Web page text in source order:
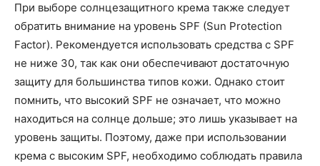
При выборе солнцезащитного крема также следует
обратить внимание на уровень SPF (Sun Protection
Factor). Рекомендуется использовать средства с SPF
не ниже 30, так как они обеспечивают достаточную
защиту для большинства типов кожи. Однако стоит
помнить, что высокий SPF не означает, что можно
находиться на солнце дольше; это лишь указывает на
уровень защиты. Поэтому, даже при использовании
крема с высоким SPF, необходимо соблюдать правила